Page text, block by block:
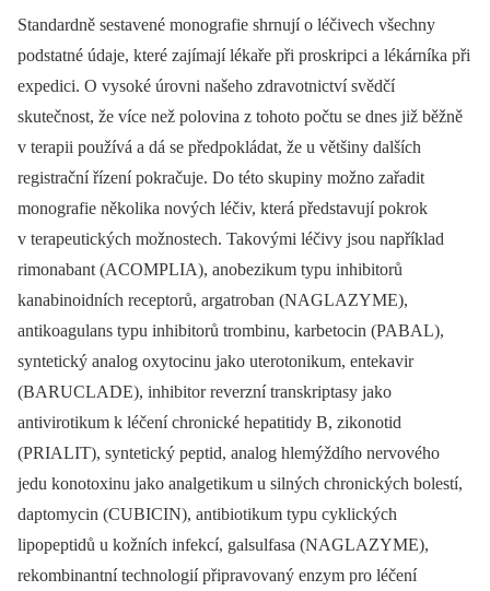
Standardně sestavené monografie shrnují o léčivech všechny
podstatné údaje, které zajímají lékaře při proskripci a lékárníka při
expedici. O vysoké úrovni našeho zdravotnictví svědčí
skutečnost, že více než polovina z tohoto počtu se dnes již běžně
v terapii používá a dá se předpokládat, že u většiny dalších
registrační řízení pokračuje. Do této skupiny možno zařadit
monografie několika nových léčiv, která představují pokrok
v terapeutických možnostech. Takovými léčivy jsou například
rimonabant (ACOMPLIA), anobezikum typu inhibitorů
kanabinoidních receptorů, argatroban (NAGLAZYME),
antikoagulans typu inhibitorů trombinu, karbetocin (PABAL),
syntetický analog oxytocinu jako uterotonikum, entekavir
(BARUCLADE), inhibitor reverzní transkriptasy jako
antivirotikum k léčení chronické hepatitidy B, zikonotid
(PRIALIT), syntetický peptid, analog hlemýždího nervového
jedu konotoxinu jako analgetikum u silných chronických bolestí,
daptomycin (CUBICIN), antibiotikum typu cyklických
lipopeptidů u kožních infekcí, galsulfasa (NAGLAZYME),
rekombinantní technologií připravovaný enzym pro léčení